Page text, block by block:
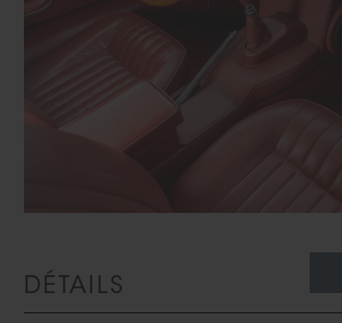
DÉTAILS